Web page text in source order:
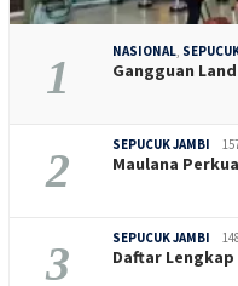
1 NASIONAL
Gangguan
2 SEPUCUK JAMBI
Maulana
3 SEPUCUK JAMBI
Daftar